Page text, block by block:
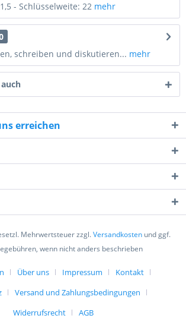
Datenschutzerklärunggelesen,
stimme zu. *
- Schlüsselweite: 22 mehr
schreiben und diskutieren... mehr
erreichen
Mehrwertsteuer zzgl.Versandkosten und ggf.
wenn nicht anders beschrieben
Über uns Impressum
Kontakt
Versand und Zahlungsbedingungen
Widerrufsrecht
AGB